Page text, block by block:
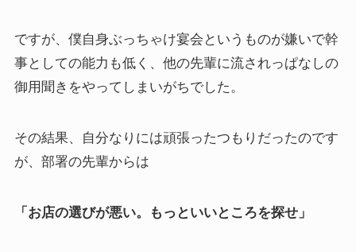
ですが、僕自身ぶっちゃけ宴会というものが嫌いで幹
事としての能力も低く、他の先輩に流されっぱなしの
御用聞きをやってしまいがちでした。
その結果、自分なりには頑張ったつもりだったのです
が、部署の先輩からは
「お店の選びが悪い。もっといいところを探せ」